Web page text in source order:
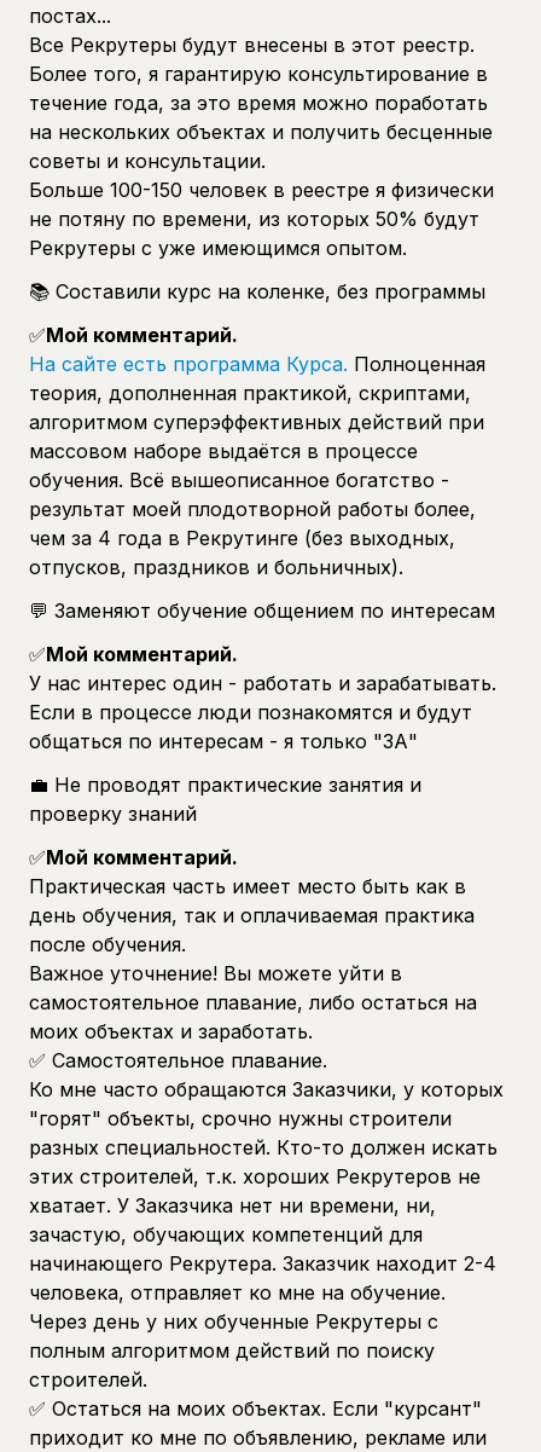
постах...
Все Рекрутеры будут внесены в этот реестр.
Более того, я гарантирую консультирование в
течение года, за это время можно поработать
на нескольких объектах и получить бесценные
советы и консультации.
Больше 100-150 человек в реестре я физически
не потяну по времени, из которых 50% будут
Рекрутеры с уже имеющимся опытом.
📚 Составили курс на коленке, без программы
✅Мой комментарий.
На сайте есть программа Курса. Полноценная
теория, дополненная практикой, скриптами,
алгоритмом суперэффективных действий при
массовом наборе выдаётся в процессе
обучения. Всё вышеописанное богатство -
результат моей плодотворной работы более,
чем за 4 года в Рекрутинге (без выходных,
отпусков, праздников и больничных).
💬 Заменяют обучение общением по интересам
✅Мой комментарий.
У нас интерес один - работать и зарабатывать.
Если в процессе люди познакомятся и будут
общаться по интересам - я только "ЗА"
💼 Не проводят практические занятия и
проверку знаний
✅Мой комментарий.
Практическая часть имеет место быть как в
день обучения, так и оплачиваемая практика
после обучения.
Важное уточнение! Вы можете уйти в
самостоятельное плавание, либо остаться на
моих объектах и заработать.
✅ Самостоятельное плавание.
Ко мне часто обращаются Заказчики, у которых
"горят" объекты, срочно нужны строители
разных специальностей. Кто-то должен искать
этих строителей, т.к. хороших Рекрутеров не
хватает. У Заказчика нет ни времени, ни,
зачастую, обучающих компетенций для
начинающего Рекрутера. Заказчик находит 2-4
человека, отправляет ко мне на обучение.
Через день у них обученные Рекрутеры с
полным алгоритмом действий по поиску
строителей.
✅ Остаться на моих объектах. Если "курсант"
приходит ко мне по объявлению, рекламе или